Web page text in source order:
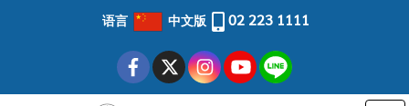
语言 中文版 02 223 1111